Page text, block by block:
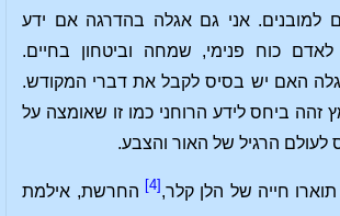
למובנים. אני גם אגלה בהדרגה אם ידע
לאדם כוח פנימי, שמחה וביטחון בחיים.
האם יש בסיס לקבל את דברי המקודש.
זהה ביחס לידע הרוחני כמו זו שאומצה על
לעולם הרגיל של האור והצבע.
חייה של הלן קלר, [4]
החרשת, אילמת